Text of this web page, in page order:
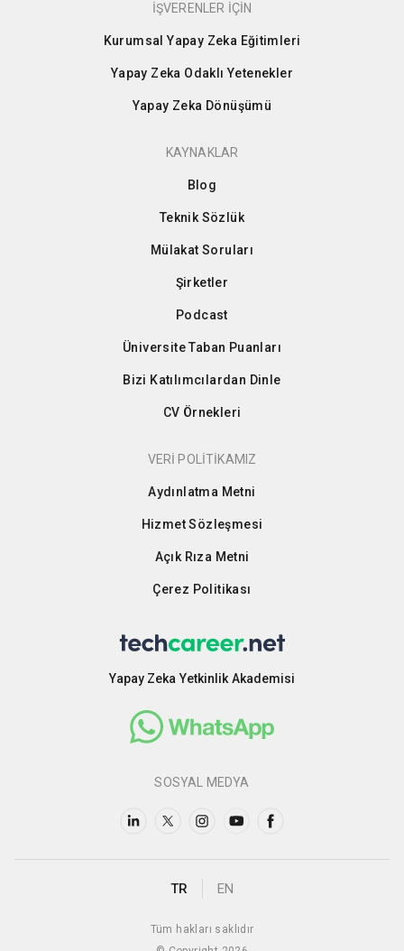
İŞVERENLER İÇİN
Kurumsal Yapay Zeka Eğitimleri
Yapay Zeka Odaklı Yetenekler
Yapay Zeka Dönüşümü
KAYNAKLAR
Blog
Teknik Sözlük
Mülakat Soruları
Şirketler
Podcast
Üniversite Taban Puanları
Bizi Katılımcılardan Dinle
CV Örnekleri
VERİ POLİTİKAMIZ
Aydınlatma Metni
Hizmet Sözleşmesi
Açık Rıza Metni
Çerez Politikası
Yapay Zeka Yetkinlik Akademisi
SOSYAL MEDYA
TR EN
Tüm hakları saklıdır